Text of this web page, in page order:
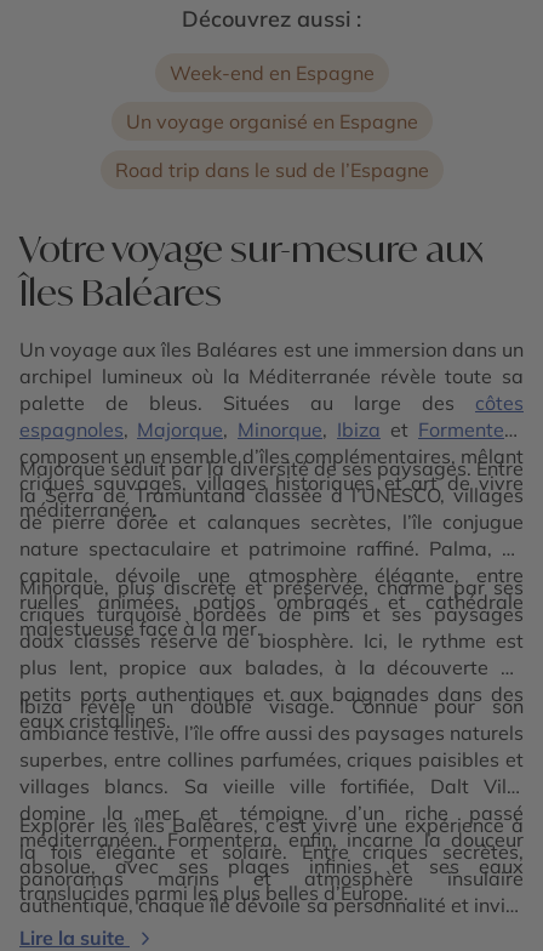
Découvrez aussi :
Week-end en Espagne
Un voyage organisé en Espagne
Road trip dans le sud de l’Espagne
Votre voyage sur-mesure aux
Îles Baléares
Un voyage aux îles Baléares est une immersion dans un
archipel lumineux où la Méditerranée révèle toute sa
palette de bleus. Situées au large des côtes
espagnoles, Majorque, Minorque, Ibiza et Formentera
composent un ensemble d’îles complémentaires, mêlant
criques sauvages, villages historiques et art de vivre
méditerranéen.
Majorque séduit par la diversité de ses paysages. Entre
la Serra de Tramuntana classée à l’UNESCO, villages
de pierre dorée et calanques secrètes, l’île conjugue
nature spectaculaire et patrimoine raffiné. Palma, sa
capitale, dévoile une atmosphère élégante, entre
ruelles animées, patios ombragés et cathédrale
majestueuse face à la mer.
Minorque, plus discrète et préservée, charme par ses
criques turquoise bordées de pins et ses paysages
doux classés réserve de biosphère. Ici, le rythme est
plus lent, propice aux balades, à la découverte de
petits ports authentiques et aux baignades dans des
eaux cristallines.
Ibiza révèle un double visage. Connue pour son
ambiance festive, l’île offre aussi des paysages naturels
superbes, entre collines parfumées, criques paisibles et
villages blancs. Sa vieille ville fortifiée, Dalt Vila,
domine la mer et témoigne d’un riche passé
méditerranéen. Formentera, enfin, incarne la douceur
absolue, avec ses plages infinies et ses eaux
translucides parmi les plus belles d’Europe.
Explorer les îles Baléares, c’est vivre une expérience à
la fois élégante et solaire. Entre criques secrètes,
panoramas marins et atmosphère insulaire
authentique, chaque île dévoile sa personnalité et invite
à savourer la Méditerranée autrement. Une parenthèse
Lire la suite